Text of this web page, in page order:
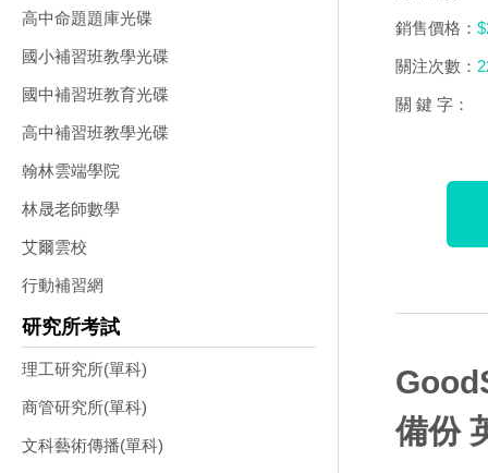
高中命題題庫光碟
國小補習班教學光碟
國中補習班教育光碟
高中補習班教學光碟
翰林雲端學院
林晟老師數學
艾爾雲校
行動補習網
研究所考試
理工研究所(單科)
商管研究所(單科)
文科藝術傳播(單科)
銷售價格：
關注次數：
關 鍵 字：
備份